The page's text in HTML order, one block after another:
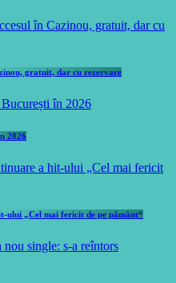
gratuit, dar cu rezervare
2026
ului „Cel mai fericit de pe pământ“